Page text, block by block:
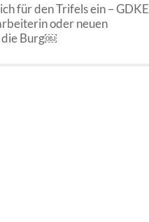
für den Trifels ein – GDKE
oder neuen
Burg￼